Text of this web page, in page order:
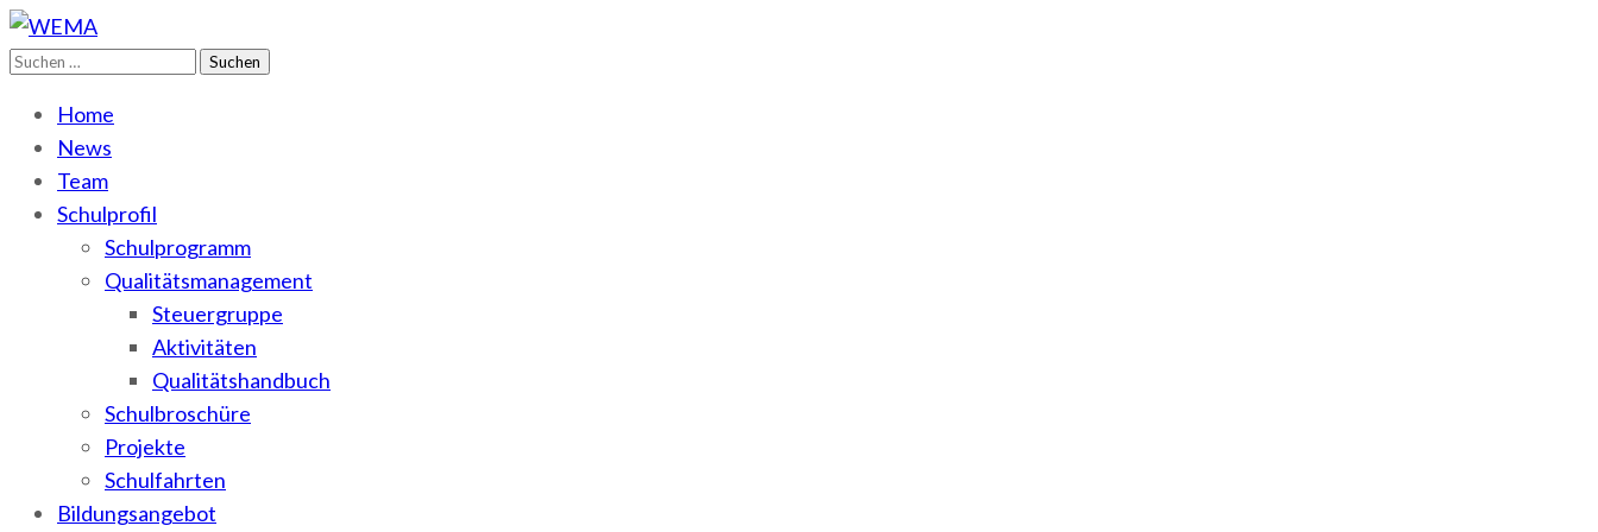
WEMA
BbS I des Salzlandkreises
Suchen
Home
News
Team
Schulprofil
Schulprogramm
Qualitätsmanagement
Steuergruppe
Aktivitäten
Qualitätshandbuch
Schulbroschüre
Projekte
Schulfahrten
Bildungsangebot